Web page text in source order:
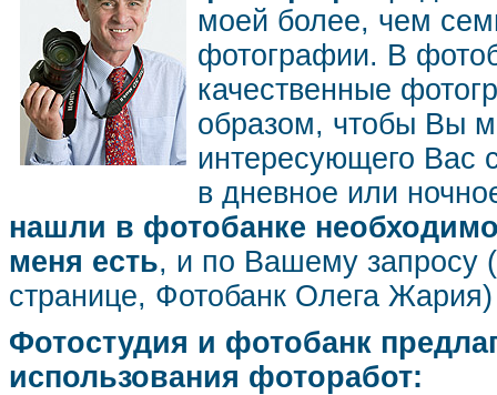
моей более, чем
фотографии. В
качественные
образом, чтобы Вы
интересующего Вас
в дневное или
нашли в фотобанке
меня есть, и по Вашему запросу
странице, Фотобанк Олега
Фотостудия и фотобанк
использования фоторабот: